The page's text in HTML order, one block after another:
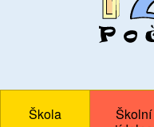
Škola
Školní